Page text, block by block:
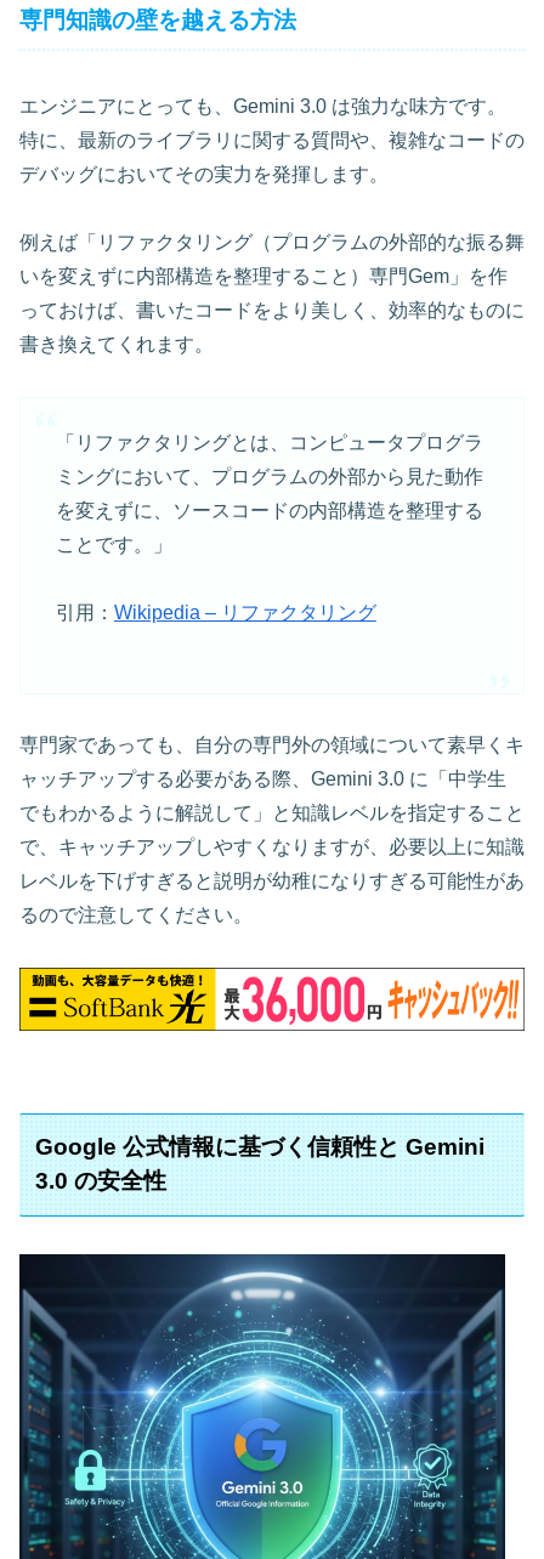
専門知識の壁を越える方法
エンジニアにとっても、Gemini 3.0 は強力な味方です。
特に、最新のライブラリに関する質問や、複雑なコードの
デバッグにおいてその実力を発揮します。
例えば「リファクタリング（プログラムの外部的な振る舞
いを変えずに内部構造を整理すること）専門Gem」を作
っておけば、書いたコードをより美しく、効率的なものに
書き換えてくれます。
「リファクタリングとは、コンピュータプログラ
ミングにおいて、プログラムの外部から見た動作
を変えずに、ソースコードの内部構造を整理する
ことです。」
引用： Wikipedia – リファクタリング
専門家であっても、自分の専門外の領域について素早くキ
ャッチアップする必要がある際、Gemini 3.0 に「中学生
でもわかるように解説して」と知識レベルを指定すること
で、キャッチアップしやすくなりますが、必要以上に知識
レベルを下げすぎると説明が幼稚になりすぎる可能性があ
るので注意してください。
Google 公式情報に基づく信頼性と Gemini
3.0 の安全性